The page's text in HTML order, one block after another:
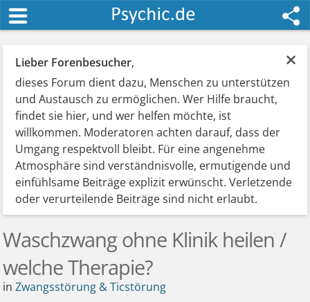
×
Lieber Forenbesucher,
dieses Forum dient dazu, Menschen zu unterstützen
und Austausch zu ermöglichen. Wer Hilfe braucht,
findet sie hier, und wer helfen möchte, ist
willkommen. Moderatoren achten darauf, dass der
Umgang respektvoll bleibt. Für eine angenehme
Atmosphäre sind verständnisvolle, ermutigende und
einfühlsame Beiträge explizit erwünscht. Verletzende
oder verurteilende Beiträge sind nicht erlaubt.
Waschzwang ohne Klinik heilen /
welche Therapie?
inZwangsstörung & Ticstörung